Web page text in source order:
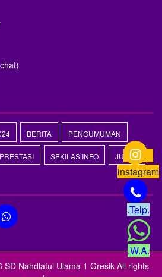
BERITA PENGUMUMAN
PRESTASI SEKILAS INFO JUARA
SD Nahdlatul Ulama 1 GresikAll rights
instagram
.Telp.
.W.A.